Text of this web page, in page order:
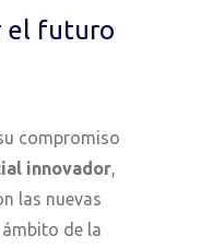
el futuro
compromiso
innovador,
las nuevas
de la